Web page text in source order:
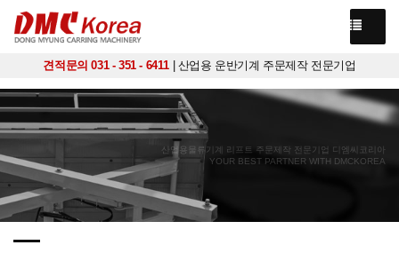
견적문의 031 - 351 - 6411 | 산업용 운반기계 주문제작 전문기업
산업용물류기계 리프트 주문제작 전문기업 디엠씨코리아
YOUR BEST PARTNER WITH DMCKOREA